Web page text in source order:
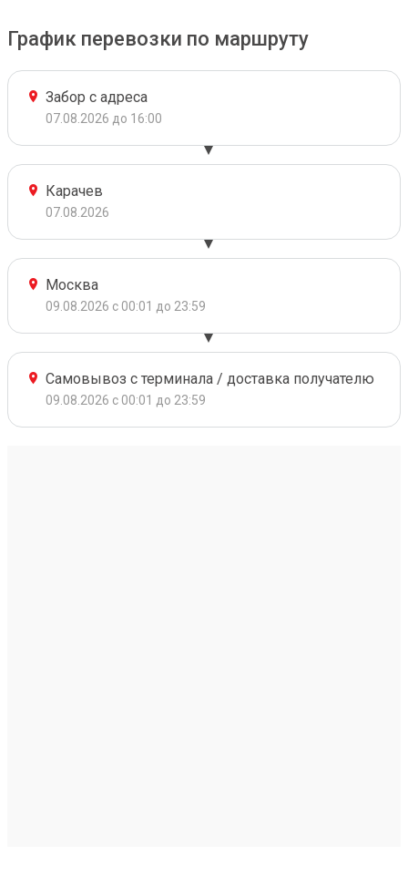
График перевозки по маршруту
Забор с адреса
07.08.2026 до 16:00
Карачев
07.08.2026
Москва
09.08.2026 с 00:01 до 23:59
Самовывоз с терминала / доставка получателю
09.08.2026 с 00:01 до 23:59